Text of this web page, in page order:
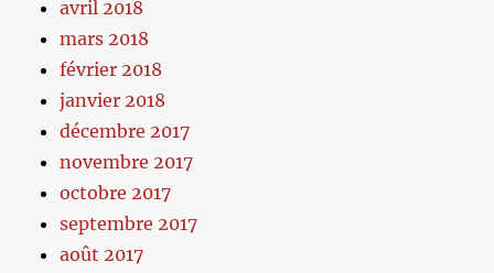
avril 2018
mars 2018
février 2018
janvier 2018
décembre 2017
novembre 2017
octobre 2017
septembre 2017
août 2017